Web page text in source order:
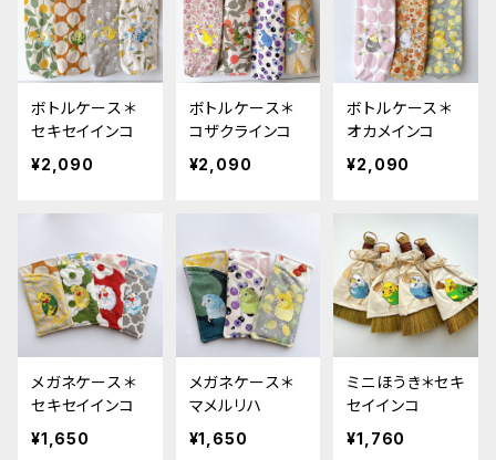
ボトルケース＊
セキセイインコ
¥2,090
ボトルケース＊
コザクラインコ
¥2,090
ボトルケース＊
オカメインコ
¥2,090
メガネケース＊
セキセイインコ
¥1,650
メガネケース＊
マメルリハ
¥1,650
ミニほうき＊セキ
セイインコ
¥1,760